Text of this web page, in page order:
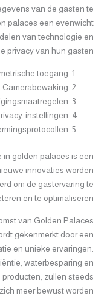
van de gasten te
palaces een evenwicht
van technologie en
privacy van hun gasten.
toegang
Camerabewaking
instellingen
golden palaces is een
innovaties worden
om de gastervaring te
en te optimaliseren.
van Golden Palaces
gekenmerkt door een
en unieke ervaringen.
waterbesparing en
zullen steeds
meer bewust worden